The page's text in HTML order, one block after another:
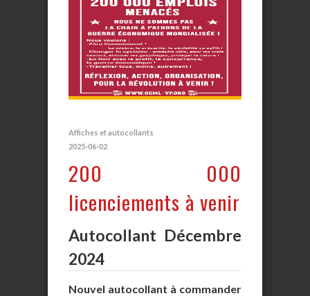
Affiches et autocollants
2025-06-02
200 000
licenciements à venir
Autocollant Décembre
2024
Nouvel autocollant à commander